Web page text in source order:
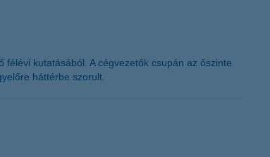
kutatásából. A cégvezetők csupán az őszinte
háttérbe szorult.